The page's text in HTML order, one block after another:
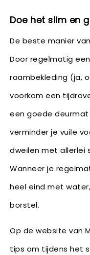
Doe het slim en
De beste manier
Door regelmatig
raambekleding (ja,
voorkom een
een goede
verminder je vuile
dweilen met allerlei
Wanneer je
heel eind met
borstel.
Op de website van
tips om tijdens het